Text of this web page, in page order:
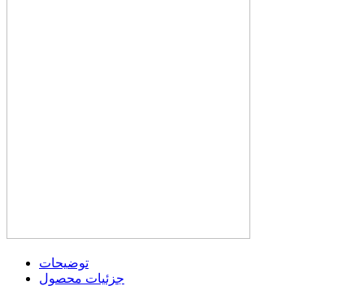
توضیحات
جزئیات محصول